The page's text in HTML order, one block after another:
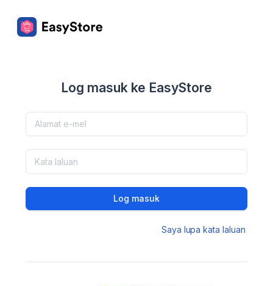
Log masuk ke EasyStore
Log masuk
Saya lupa kata laluan